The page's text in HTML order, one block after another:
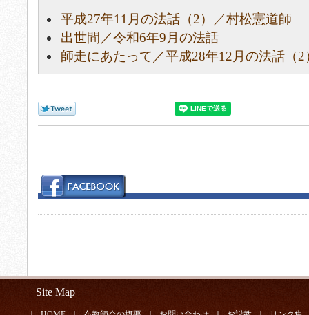
平成27年11月の法話（2）／村松憲道師
出世間／令和6年9月の法話
師走にあたって／平成28年12月の法話（2
Site Map